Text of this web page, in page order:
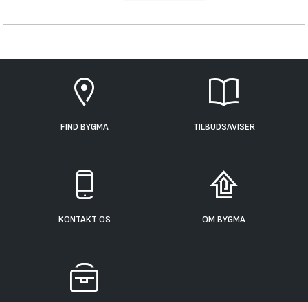
FIND BYGMA TILBUDSAVISER
KONTAKT OS OM BYGMA